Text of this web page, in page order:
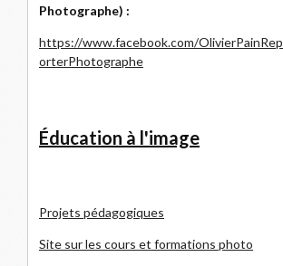
Photographe) :
https://www.facebook.com/OlivierPainRep
orterPhotographe
Éducation à l'image
Projets pédagogiques
Site sur les cours et formations photo